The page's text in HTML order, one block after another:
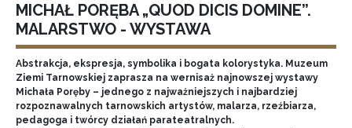
MICHAŁ PORĘBA „QUOD DICIS DOMINE”.
MALARSTWO - WYSTAWA
Abstrakcja, ekspresja, symbolika i bogata kolorystyka. Muzeum
Ziemi Tarnowskiej zaprasza na wernisaż najnowszej wystawy
Michała Poręby – jednego z najważniejszych i najbardziej
rozpoznawalnych tarnowskich artystów, malarza, rzeźbiarza,
pedagoga i twórcy działań parateatralnych.